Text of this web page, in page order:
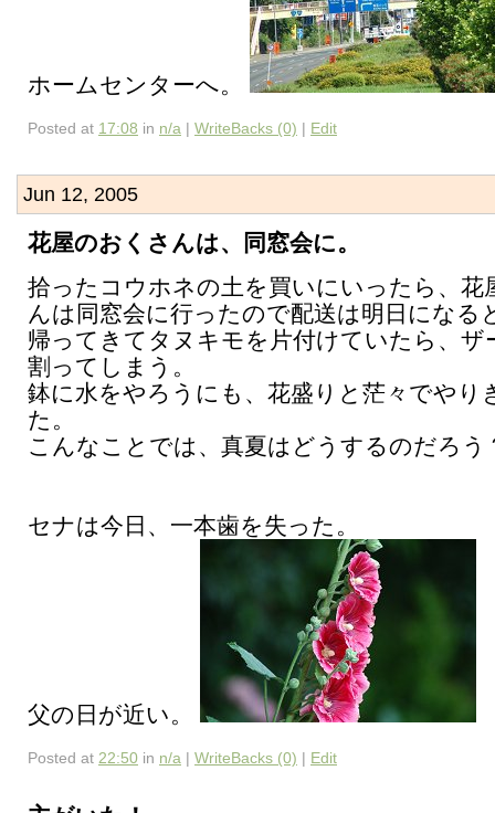
ホームセンターへ。
Posted at 17:08 in n/a | WriteBacks (0) | Edit
Jun 12, 2005
花屋のおくさんは、同窓会に。
拾ったコウホネの土を買いにいったら、花
んは同窓会に行ったので配送は明日になる
帰ってきてタヌキモを片付けていたら、ザ
割ってしまう。
鉢に水をやろうにも、花盛りと茫々でやり
た。
こんなことでは、真夏はどうするのだろう
セナは今日、一本歯を失った。
父の日が近い。
Posted at 22:50 in n/a | WriteBacks (0) | Edit